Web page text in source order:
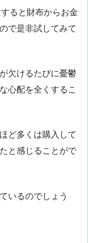
ると財布からお金
で是非試してみて
欠けるたびに憂鬱
心配を全くするこ
ど多くは購入して
と感じることがで
いるのでしょう